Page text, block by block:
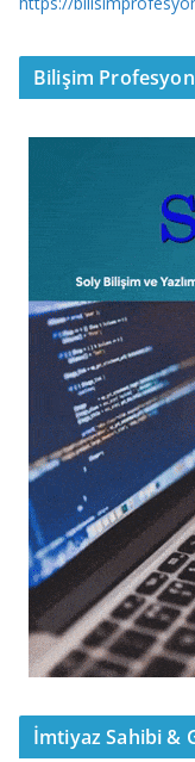
Bilişim
İmtiyaz Sahibi &